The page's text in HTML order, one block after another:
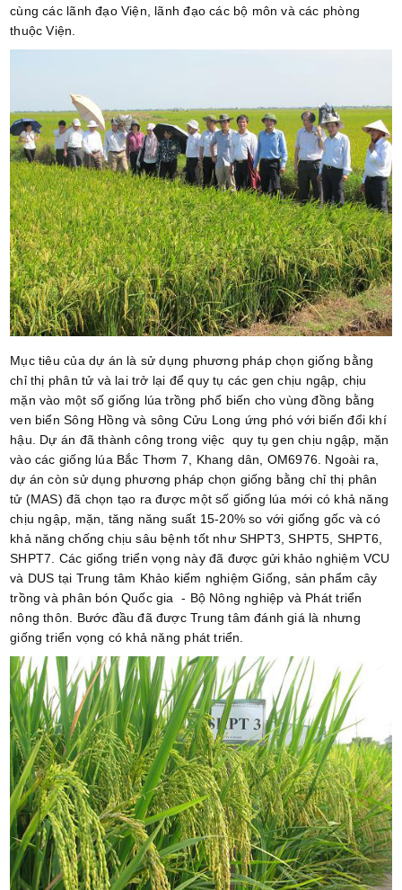
cùng các lãnh đạo Viện, lãnh đạo các bộ môn và các phòng
thuộc Viện.
Mục tiêu của dự án là sử dụng phương pháp chọn giống bằng
chỉ thị phân tử và lai trở lại để quy tụ các gen chịu ngập, chịu
mặn vào một số giống lúa trồng phổ biến cho vùng đồng bằng
ven biển Sông Hồng và sông Cửu Long ứng phó với biến đổi khí
hậu. Dự án đã thành công trong việc quy tụ gen chịu ngập, mặn
vào các giống lúa Bắc Thơm 7, Khang dân, OM6976. Ngoài ra,
dự án còn sử dụng phương pháp chọn giống bằng chỉ thị phân
tử (MAS) đã chọn tạo ra được một số giống lúa mới có khả năng
chịu ngập, mặn, tăng năng suất 15-20% so với giống gốc và có
khả năng chống chịu sâu bệnh tốt như SHPT3, SHPT5, SHPT6,
SHPT7. Các giống triển vọng này đã được gửi khảo nghiệm VCU
và DUS tại Trung tâm Khảo kiểm nghiệm Giống, sản phẩm cây
trồng và phân bón Quốc gia - Bộ Nông nghiệp và Phát triển
nông thôn. Bước đầu đã được Trung tâm đánh giá là nhưng
giống triển vọng có khả năng phát triển.